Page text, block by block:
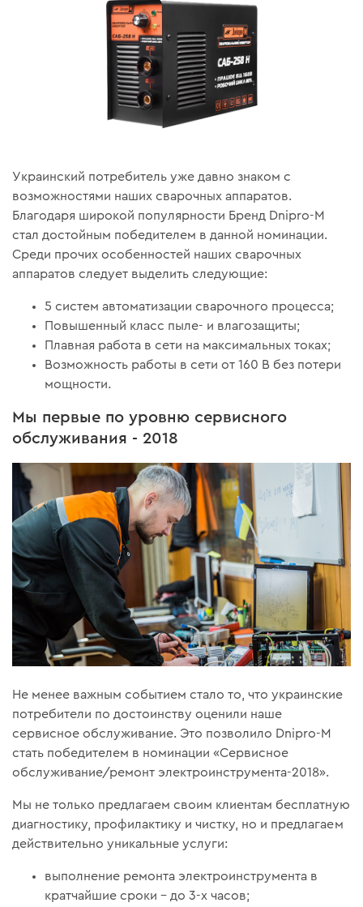
Украинский потребитель уже давно знаком с
возможностями наших сварочных аппаратов.
Благодаря широкой популярности Бренд Dnipro-M
стал достойным победителем в данной номинации.
Среди прочих особенностей наших сварочных
аппаратов следует выделить следующие:
5 систем автоматизации сварочного процесса;
Повышенный класс пыле- и влагозащиты;
Плавная работа в сети на максимальных токах;
Возможность работы в сети от 160 В без потери
мощности.
Мы первые по уровню сервисного
обслуживания - 2018
Не менее важным событием стало то, что украинские
потребители по достоинству оценили наше
сервисное обслуживание. Это позволило Dnipro-M
стать победителем в номинации «Сервисное
обслуживание/ремонт электроинструмента-2018».
Мы не только предлагаем своим клиентам бесплатную
диагностику, профилактику и чистку, но и предлагаем
действительно уникальные услуги:
выполнение ремонта электроинструмента в
кратчайшие сроки – до 3-х часов;